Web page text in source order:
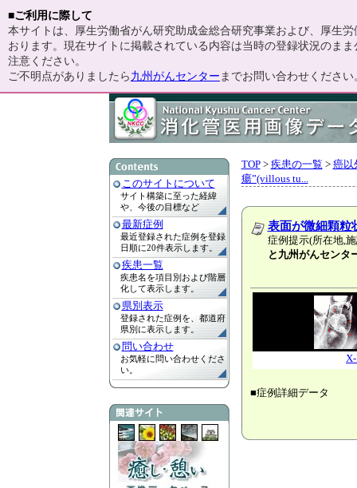
■ご利用に際して
本サイトは、厚生労働省がん研究助成金総合研究事業および、厚生
おります。現在サイトに掲載されている内容は当時の登録状況のま
注意ください。
ご不明点がありましたら 九州がんセンター までお問い合わせください
このサイトについて
サイト構築に至った経緯
や、今後の目標など
最新症例
最近登録された症例を登録
日順に20件表示します。
疾患一覧
疾患名を項目別および階層
化して表示します。
県別表示
登録された症例を、都道府
県別に表示します。
問い合わせ
お気軽に問い合わせくださ
い。
TOP> 疾患の一覧 > 癌以
瘍”(villous tu...
表面が微細顆粒
症例提示(所在地,
と九州がんセンタ
■症例詳細データ